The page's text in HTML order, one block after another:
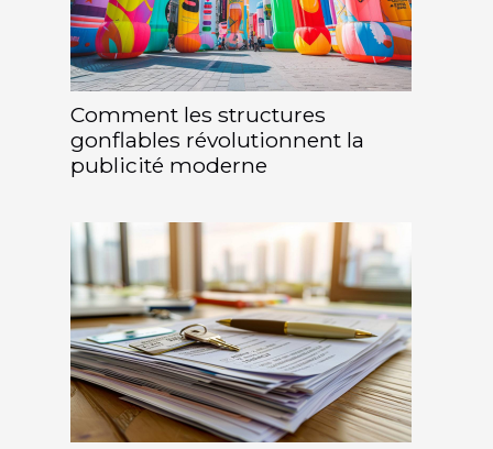
Comment les structures
gonflables révolutionnent la
publicité moderne